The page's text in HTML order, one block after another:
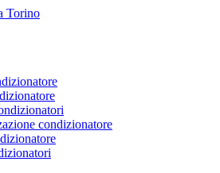
condizionatore